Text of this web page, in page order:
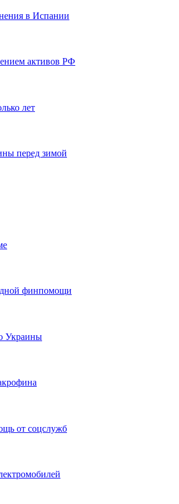
в Испании
активов РФ
лет
перед зимой
финпомощи
Украины
от соцслужб